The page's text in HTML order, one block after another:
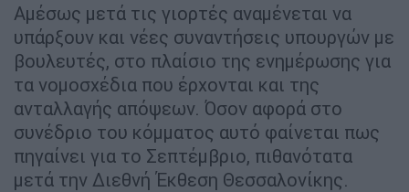
Αμέσως μετά τις γιορτές αναμένεται να
υπάρξουν και νέες συναντήσεις υπουργών με
βουλευτές, στο πλαίσιο της ενημέρωσης για
τα νομοσχέδια που έρχονται και της
ανταλλαγής απόψεων. Όσον αφορά στο
συνέδριο του κόμματος αυτό φαίνεται πως
πηγαίνει για το Σεπτέμβριο, πιθανότατα
μετά την Διεθνή Έκθεση Θεσσαλονίκης.